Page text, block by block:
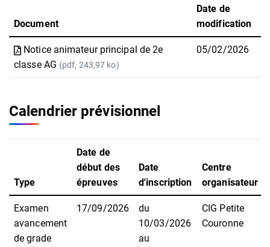
Document
Date de
modification
Notice animateur principal de 2e
classe AG (pdf, 243,97 ko)
05/02/2026
Calendrier prévisionnel
Type
Date de
début des
épreuves
Date
d'inscription
Centre
organisateur
Examen
avancement
de grade
17/09/2026
du
10/03/2026
au
CIG Petite
Couronne